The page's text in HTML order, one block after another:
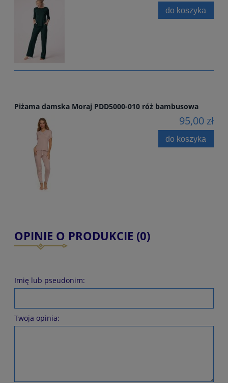
do koszyka
Piżama damska Moraj PDD5000-010 róż bambusowa
95,00 zł
do koszyka
OPINIE O PRODUKCIE (0)
Imię lub pseudonim:
Twoja opinia: